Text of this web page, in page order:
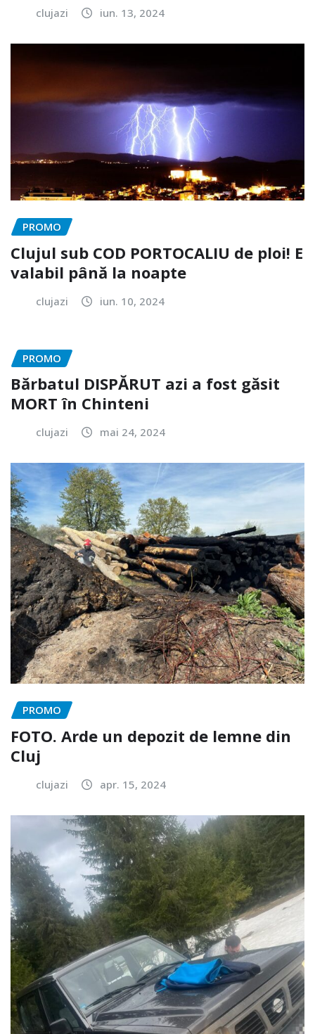
clujazi iun. 13, 2024
PROMO
Clujul sub COD PORTOCALIU de ploi! E
valabil până la noapte
clujazi iun. 10, 2024
PROMO
Bărbatul DISPĂRUT azi a fost găsit
MORT în Chinteni
clujazi mai 24, 2024
PROMO
FOTO. Arde un depozit de lemne din
Cluj
clujazi apr. 15, 2024